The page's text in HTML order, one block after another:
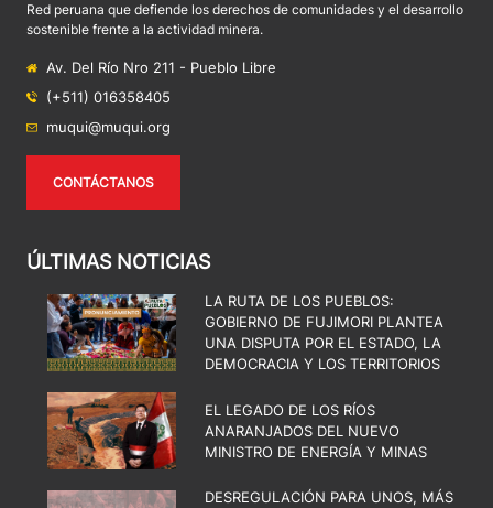
Red peruana que defiende los derechos de comunidades y el desarrollo
sostenible frente a la actividad minera.
Av. Del Río Nro 211 - Pueblo Libre
(+511) 016358405
muqui@muqui.org
CONTÁCTANOS
ÚLTIMAS NOTICIAS
LA RUTA DE LOS PUEBLOS:
GOBIERNO DE FUJIMORI PLANTEA
UNA DISPUTA POR EL ESTADO, LA
DEMOCRACIA Y LOS TERRITORIOS
EL LEGADO DE LOS RÍOS
ANARANJADOS DEL NUEVO
MINISTRO DE ENERGÍA Y MINAS
DESREGULACIÓN PARA UNOS, MÁS